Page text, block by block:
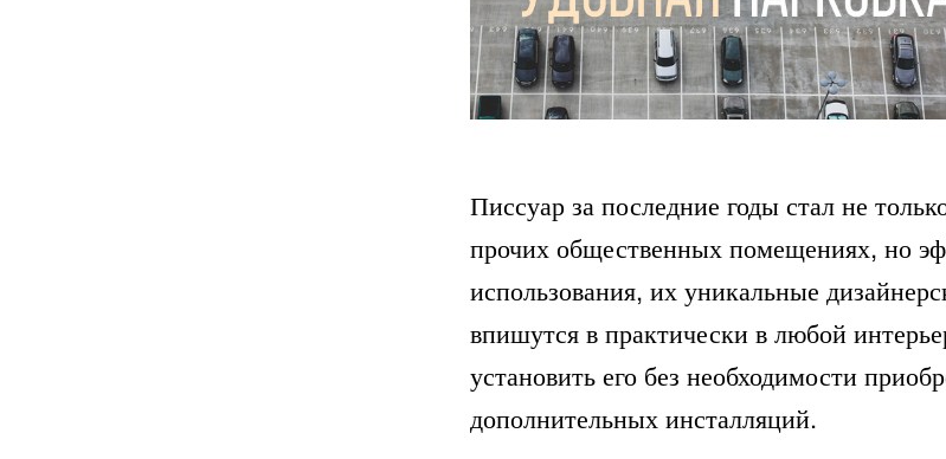
Писсуар за последние годы стал не
прочих общественных помещениях, но
использования, их уникальные
впишутся в практически в любой
установить его без необходимости
дополнительных инсталляций.